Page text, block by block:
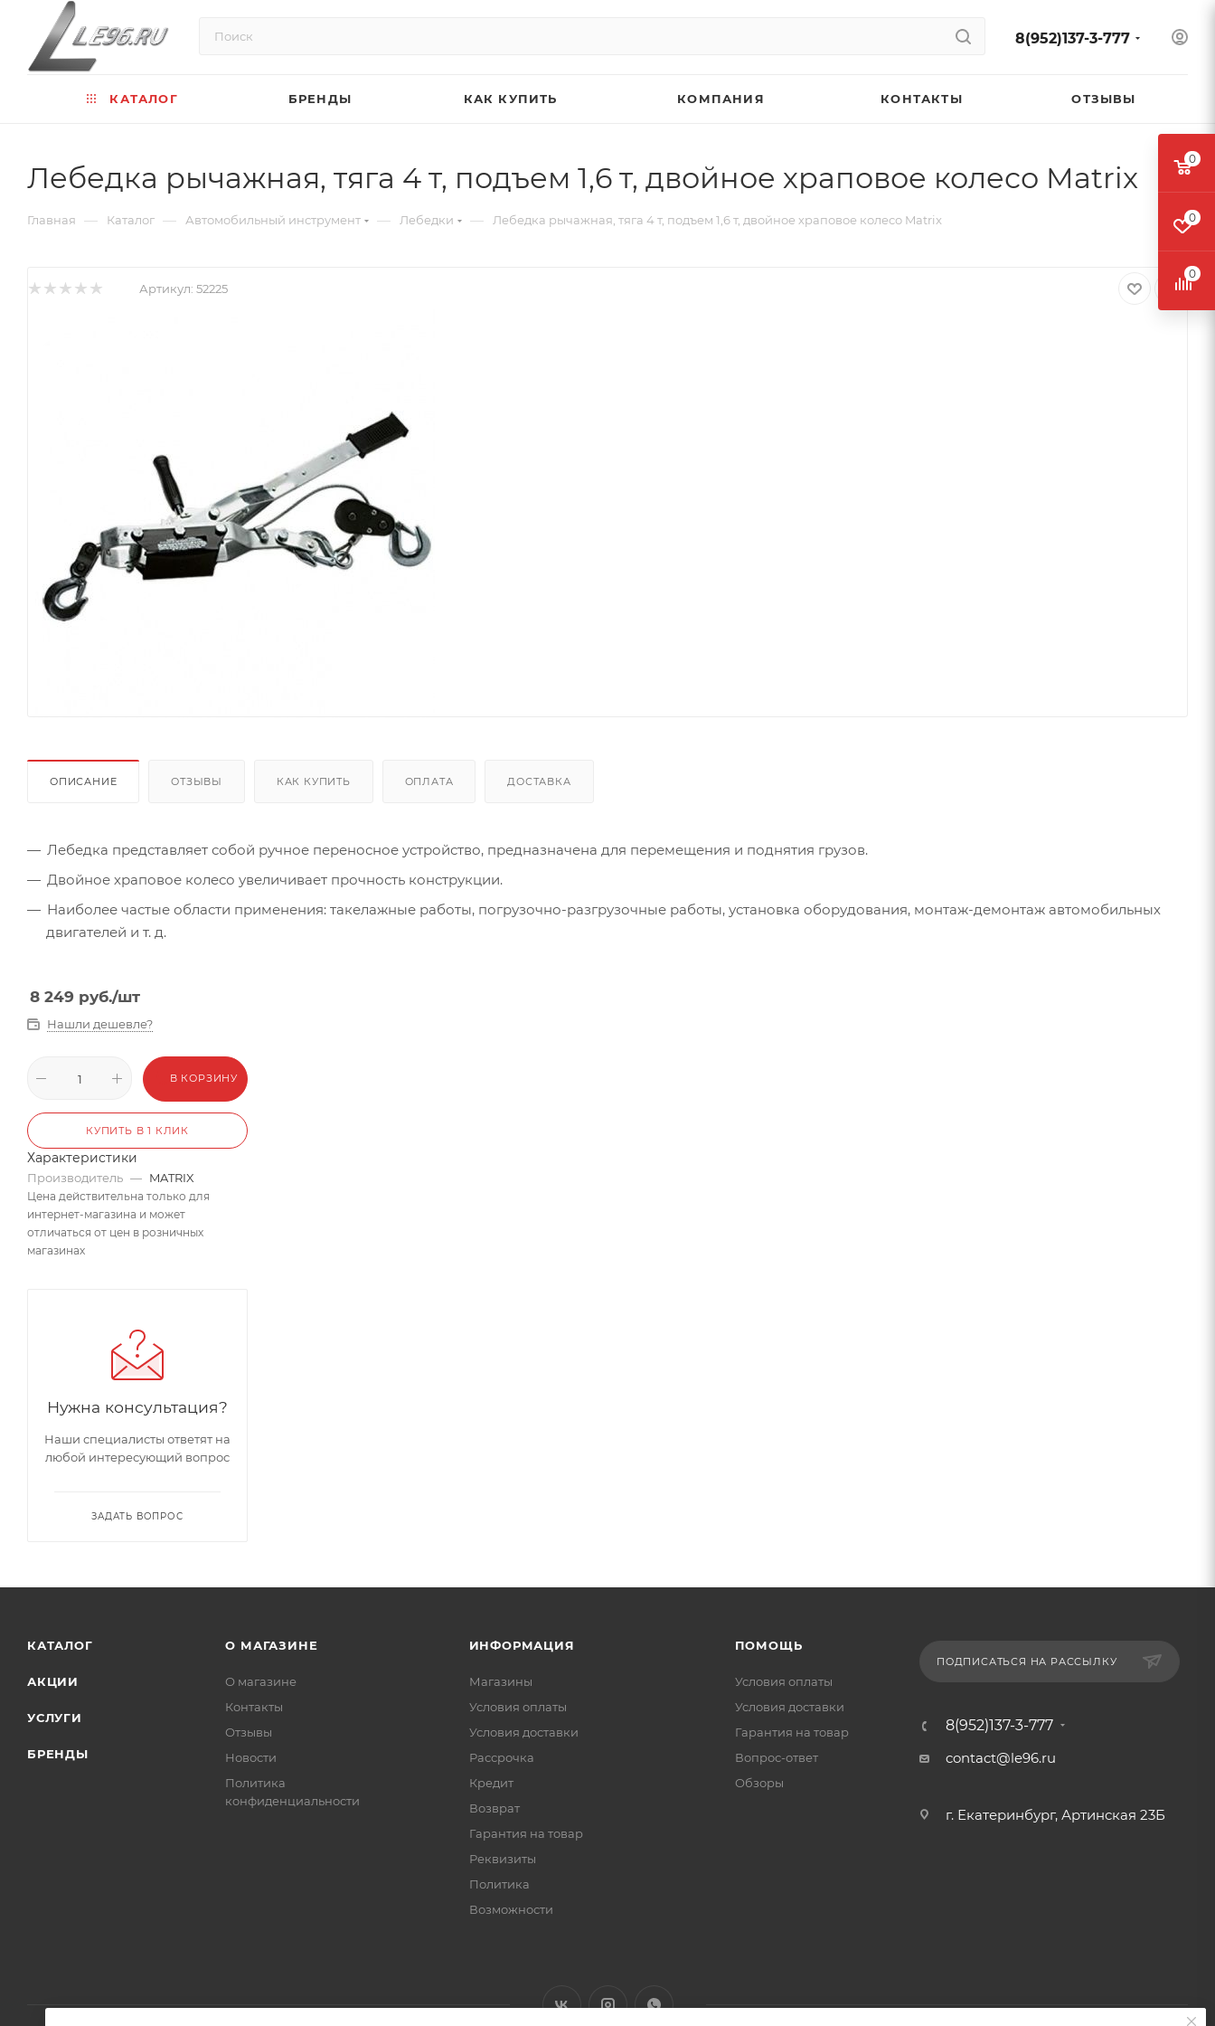
8(952)137-3-777
КАТАЛОГ БРЕНДЫ КАК КУПИТЬ КОМПАНИЯ КОНТАКТЫ ОТЗЫВЫ
Лебедка рычажная, тяга 4 т, подъем 1,6 т, двойное храповое колесо Matrix
Главная — Каталог — Автомобильный инструмент — Лебедки — Лебедка рычажная, тяга 4 т, подъем 1,6 т, двойное храповое колесо Matrix
Артикул: 52225
ОПИСАНИЕ ОТЗЫВЫ КАК КУПИТЬ ОПЛАТА ДОСТАВКА
Лебедка представляет собой ручное переносное устройство, предназначена для перемещения и поднятия грузов.
Двойное храповое колесо увеличивает прочность конструкции.
Наиболее частые области применения: такелажные работы, погрузочно-разгрузочные работы, установка оборудования, монтаж-демонтаж автомобильных
двигателей и т. д.
8 249 руб./шт
Нашли дешевле?
В КОРЗИНУ
КУПИТЬ В 1 КЛИК
Характеристики
Производитель — MATRIX
Цена действительна только для
интернет-магазина и может
отличаться от цен в розничных
магазинах
Нужна консультация?
Наши специалисты ответят на
любой интересующий вопрос
ЗАДАТЬ ВОПРОС
КАТАЛОГ
АКЦИИ
УСЛУГИ
БРЕНДЫ
О МАГАЗИНЕ
О магазине
Контакты
Отзывы
Новости
Политика
конфиденциальности
ИНФОРМАЦИЯ
Магазины
Условия оплаты
Условия доставки
Рассрочка
Кредит
Возврат
Гарантия на товар
Реквизиты
Политика
Возможности
ПОМОЩЬ
Условия оплаты
Условия доставки
Гарантия на товар
Вопрос-ответ
Обзоры
ПОДПИСАТЬСЯ НА РАССЫЛКУ
8(952)137-3-777
contact@le96.ru
г. Екатеринбург, Артинская 23Б
0
0
0